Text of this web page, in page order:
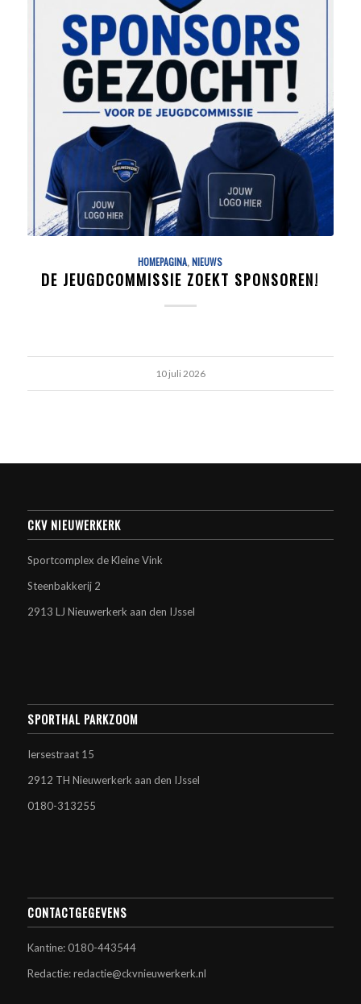
HOMEPAGINA,NIEUWS
DE JEUGDCOMMISSIE ZOEKT SPONSOREN!
10 juli 2026
CKV NIEUWERKERK
Sportcomplex de Kleine Vink
Steenbakkerij 2
2913 LJ Nieuwerkerk aan den IJssel
SPORTHAL PARKZOOM
Iersestraat 15
2912 TH Nieuwerkerk aan den IJssel
0180-313255
CONTACTGEGEVENS
Kantine: 0180-443544
Redactie: redactie@ckvnieuwerkerk.nl